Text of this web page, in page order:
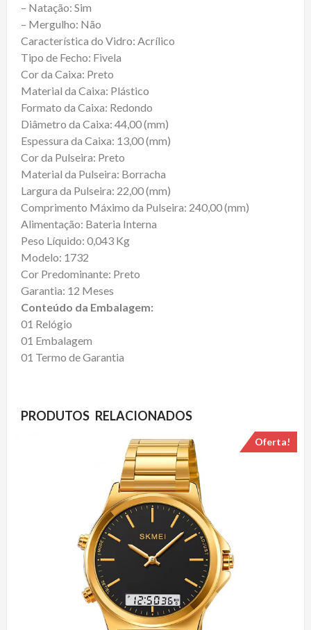
– Natação: Sim
– Mergulho: Não
Característica do Vidro: Acrílico
Tipo de Fecho: Fivela
Cor da Caixa: Preto
Material da Caixa: Plástico
Formato da Caixa: Redondo
Diâmetro da Caixa: 44,00 (mm)
Espessura da Caixa: 13,00 (mm)
Cor da Pulseira: Preto
Material da Pulseira: Borracha
Largura da Pulseira: 22,00 (mm)
Comprimento Máximo da Pulseira: 240,00 (mm)
Alimentação: Bateria Interna
Peso Líquido: 0,043 Kg
Modelo: 1732
Cor Predominante: Preto
Garantia: 12 Meses
Conteúdo da Embalagem:
01 Relógio
01 Embalagem
01 Termo de Garantia
PRODUTOS RELACIONADOS
Oferta!